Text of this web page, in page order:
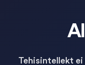
Tehisintellekt